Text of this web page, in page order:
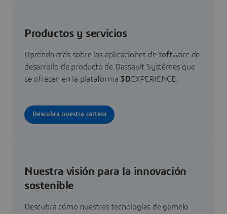
Productos y servicios
Aprenda más sobre las aplicaciones de software de
desarrollo de producto de Dassault Systèmes que
se ofrecen en la plataforma 3DEXPERIENCE.
Descubra nuestra cartera
Nuestra visión para la innovación
sostenible
Descubra cómo nuestras tecnologías de gemelo